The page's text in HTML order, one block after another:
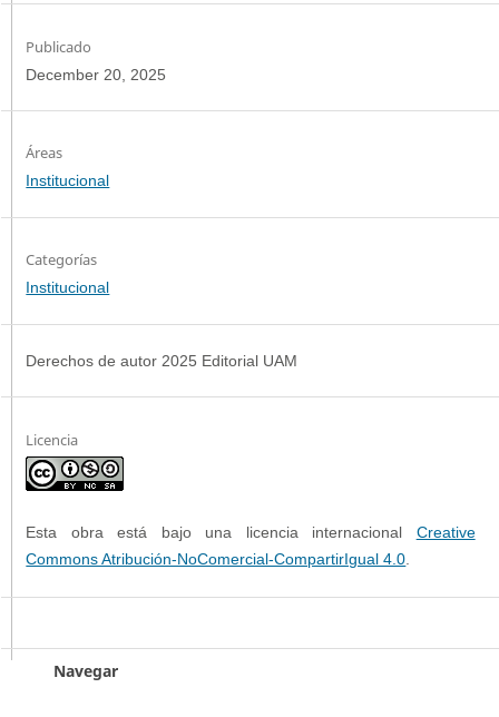
Publicado
December 20, 2025
Institucional
Categorías
Institucional
Derechos de autor 2025 Editorial UAM
Licencia
Esta obra está bajo una licencia internacional Creative
Commons Atribución-NoComercial-CompartirIgual 4.0
Navegar